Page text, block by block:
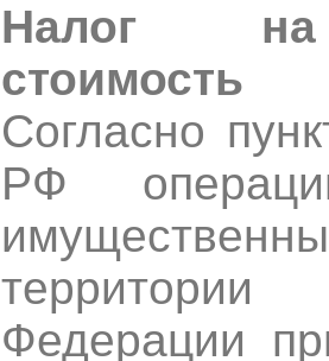
Налог на
стоимость
Согласно
РФ
Федерации